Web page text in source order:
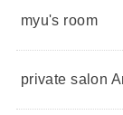
myu's room
private salon